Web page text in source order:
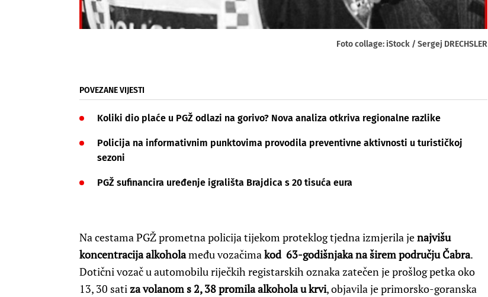
Foto collage: iStock / Sergej DRECHSLER
POVEZANE VIJESTI
Koliki dio plaće u PGŽ odlazi na gorivo? Nova analiza otkriva regionalne razlike​
Policija na informativnim punktovima provodila preventivne aktivnosti u turističkoj
sezoni
PGŽ sufinancira uređenje igrališta Brajdica s 20 tisuća eura
Na cestama PGŽ prometna policija tijekom proteklog tjedna izmjerila jenajvišu
koncentracija alkoholameđu vozačimakod 63-godišnjaka na širem području Čabra.
Dotični vozač u automobilu riječkih registarskih oznaka zatečen je prošlog petka oko
13, 30 satiza volanom s 2, 38 promila alkohola u krvi, objavila je primorsko-goranska